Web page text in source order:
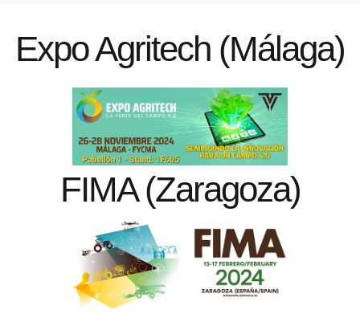
Expo Agritech (Málaga)
FIMA (Zaragoza)